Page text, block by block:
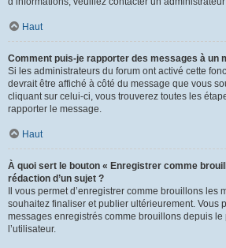
Haut
Comment puis-je rapporter des messages à un
Si les administrateurs du forum ont activé cette
devrait être affiché à côté du message que vous
cliquant sur celui-ci, vous trouverez toutes les
rapporter le message.
Haut
À quoi sert le bouton « Enregistrer comme
rédaction d’un sujet ?
Il vous permet d’enregistrer comme brouillons les
souhaitez finaliser et publier ultérieurement. Vous
messages enregistrés comme brouillons depuis
l’utilisateur.